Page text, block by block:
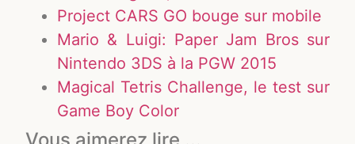
Project CARS GO bouge sur mobile
Mario & Luigi: Paper Jam Bros sur
Nintendo 3DS à la PGW 2015
Magical Tetris Challenge, le test sur
Game Boy Color
Vous aimerez lire ...